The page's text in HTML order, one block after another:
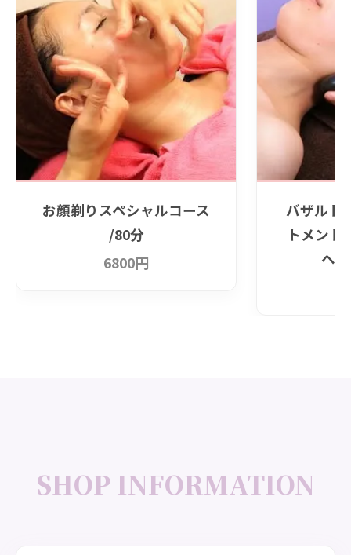
お顔剃りスペシャルコース
/80分
6800円
バザルト
トメント
ヘ
SHOP INFORMATION